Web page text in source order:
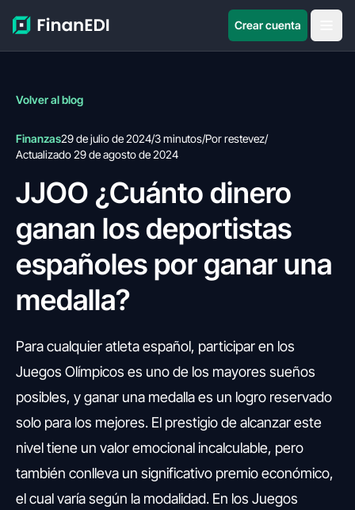
Crear cuenta
Volver al blog
Finanzas29 de julio de 2024/3 minutos/Por restevez/
Actualizado 29 de agosto de 2024
JJOO ¿Cuánto dinero
ganan los deportistas
españoles por ganar una
medalla?
Para cualquier atleta español, participar en los
Juegos Olímpicos es uno de los mayores sueños
posibles, y ganar una medalla es un logro reservado
solo para los mejores. El prestigio de alcanzar este
nivel tiene un valor emocional incalculable, pero
también conlleva un significativo premio económico,
el cual varía según la modalidad. En los Juegos